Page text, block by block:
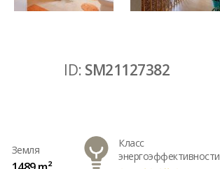
ID: SM21127382
Земля
Класс
энергоэффективности